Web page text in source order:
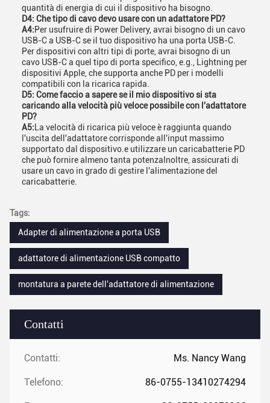
Contatti
Contatti: Ms. Nancy Wang
Telefono: 86-0755-13410274294
quantità di energia di cui il dispositivo ha bisogno.
D4: Che tipo di cavo devo usare con un adattatore PD?
A4:Per usufruire di Power Delivery, avrai bisogno di un cavo
USB-C a USB-C se il tuo dispositivo ha una porta USB-C.
Per dispositivi con altri tipi di porte, avrai bisogno di un
cavo USB-C a quel tipo di porta specifico, e.g., Lightning per
dispositivi Apple, che supporta anche PD per i modelli
compatibili con la ricarica rapida.
D5: Come faccio a sapere se il mio dispositivo si sta
caricando alla velocità più veloce possibile con l'adattatore
PD?
A5: La velocità di ricarica più veloce è raggiunta quando
l'uscita dell'adattatore corrisponde all'input massimo
supportato dal dispositivo.e utilizzare un caricabatterie PD
che può fornire almeno tanta potenzaInoltre, assicurati di
usare un cavo in grado di gestire l'alimentazione del
caricabatterie.
Tags:
Adapter di alimentazione a porta USB
adattatore di alimentazione USB compatto
montatura a parete dell'adattatore di alimentazione